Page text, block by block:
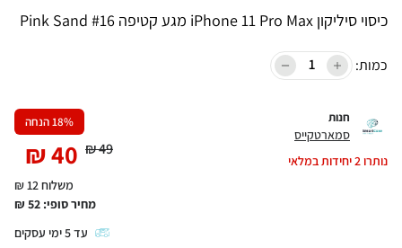
כיסוי סיליקון iPhone 11 Pro Max מגע קטיפה Pink Sand #16
כמות:
חנות
סמארטקייס
נותרו2יחידות במלאי
18% הנחה
49
₪
40
₪
משלוח 12 ₪
מחיר סופי: 52
₪
עד5ימי עסקים